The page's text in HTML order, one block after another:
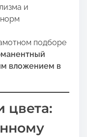
и
подборе
вложением в